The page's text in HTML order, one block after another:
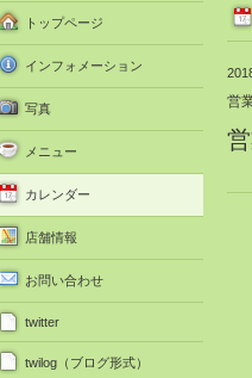
営
トップページ
インフォメーション
写真
メニュー
カレンダー
店舗情報
お問い合わせ
twitter
twilog（ブログ形式）